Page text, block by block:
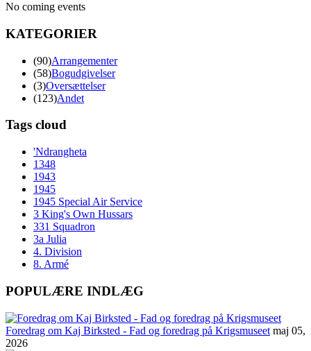
No coming events
KATEGORIER
(90)Arrangementer
(58)Bogudgivelser
(3)Oversættelser
(123)Andet
Tags cloud
'Ndrangheta
1348
1943
1945
1945 Special Air Service
3 King's Own Hussars
331 Squadron
3a Julia
4. Division
8. Armé
POPULÆRE INDLÆG
Foredrag om Kaj Birksted - Fad og foredrag på Krigsmuseet maj 05,
2026